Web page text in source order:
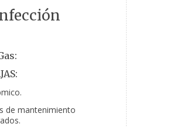
de mantenimiento